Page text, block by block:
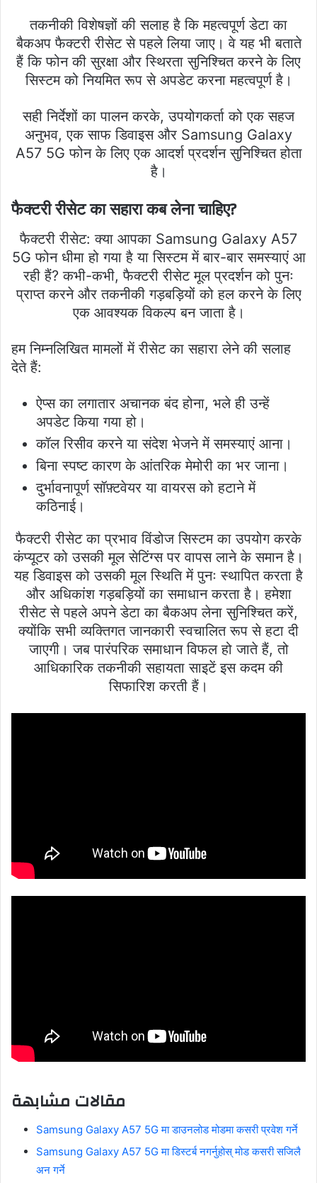
तकनीकी विशेषज्ञों की सलाह है कि महत्वपूर्ण डेटा का
बैकअप फैक्टरी रीसेट से पहले लिया जाए। वे यह भी बताते
हैं कि फोन की सुरक्षा और स्थिरता सुनिश्चित करने के लिए
सिस्टम को नियमित रूप से अपडेट करना महत्वपूर्ण है।
सही निर्देशों का पालन करके, उपयोगकर्ता को एक सहज
अनुभव, एक साफ डिवाइस और Samsung Galaxy
A57 5G फोन के लिए एक आदर्श प्रदर्शन सुनिश्चित होता
है।
फैक्टरी रीसेट का सहारा कब लेना चाहिए?
फैक्टरी रीसेट: क्या आपका Samsung Galaxy A57
5G फोन धीमा हो गया है या सिस्टम में बार-बार समस्याएं आ
रही हैं? कभी-कभी, फैक्टरी रीसेट मूल प्रदर्शन को पुनः
प्राप्त करने और तकनीकी गड़बड़ियों को हल करने के लिए
एक आवश्यक विकल्प बन जाता है।
हम निम्नलिखित मामलों में रीसेट का सहारा लेने की सलाह
देते हैं:
ऐप्स का लगातार अचानक बंद होना, भले ही उन्हें
अपडेट किया गया हो।
कॉल रिसीव करने या संदेश भेजने में समस्याएं आना।
बिना स्पष्ट कारण के आंतरिक मेमोरी का भर जाना।
दुर्भावनापूर्ण सॉफ़्टवेयर या वायरस को हटाने में
कठिनाई।
फैक्टरी रीसेट का प्रभाव विंडोज सिस्टम का उपयोग करके
कंप्यूटर को उसकी मूल सेटिंग्स पर वापस लाने के समान है।
यह डिवाइस को उसकी मूल स्थिति में पुनः स्थापित करता है
और अधिकांश गड़बड़ियों का समाधान करता है। हमेशा
रीसेट से पहले अपने डेटा का बैकअप लेना सुनिश्चित करें,
क्योंकि सभी व्यक्तिगत जानकारी स्वचालित रूप से हटा दी
जाएगी। जब पारंपरिक समाधान विफल हो जाते हैं, तो
आधिकारिक तकनीकी सहायता साइटें इस कदम की
सिफारिश करती हैं।
مقالات مشابهة
Samsung Galaxy A57 5G मा डाउनलोड मोडमा कसरी प्रवेश गर्ने
Samsung Galaxy A57 5G मा डिस्टर्ब नगर्नुहोस् मोड कसरी सजिलै
अन गर्ने